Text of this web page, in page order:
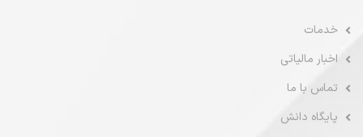
خدمات
اخبار مالیاتی
تماس با ما
پایگاه دانش